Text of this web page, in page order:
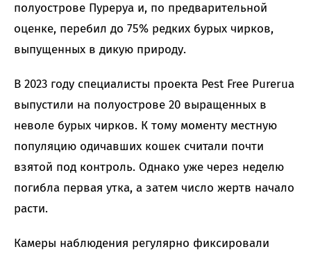
полуострове Пуреруа и, по предварительной
оценке, перебил до 75% редких бурых чирков,
выпущенных в дикую природу.
В 2023 году специалисты проекта Pest Free Purerua
выпустили на полуострове 20 выращенных в
неволе бурых чирков. К тому моменту местную
популяцию одичавших кошек считали почти
взятой под контроль. Однако уже через неделю
погибла первая утка, а затем число жертв начало
расти.
Камеры наблюдения регулярно фиксировали